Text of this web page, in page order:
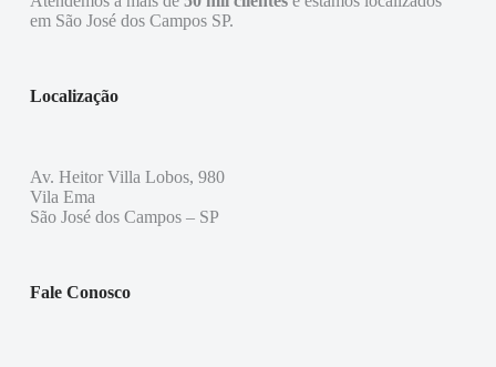
em São José dos Campos SP.
Localização
Av. Heitor Villa Lobos, 980
Vila Ema
São José dos Campos – SP
Fale Conosco